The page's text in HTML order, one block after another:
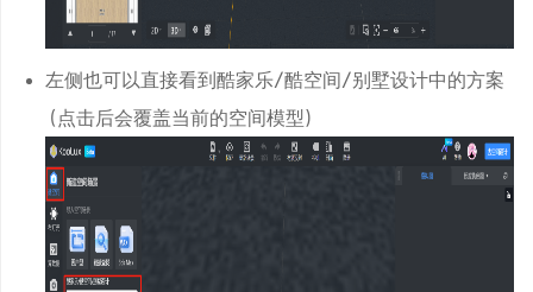
左侧也可以直接看到酷家乐/酷空间/别墅设计中的方案
（点击后会覆盖当前的空间模型）